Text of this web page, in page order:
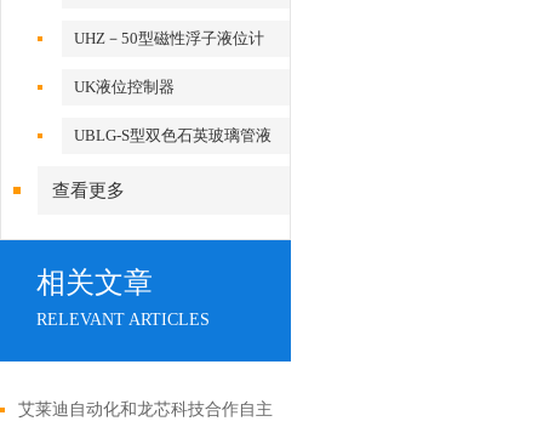
UHZ－50型磁性浮子液位计
UK液位控制器
UBLG-S型双色石英玻璃管液
查看更多
相关文章
RELEVANT ARTICLES
艾莱迪自动化和龙芯科技合作自主